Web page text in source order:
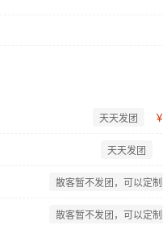
天天发团 ¥
天天发团
散客暂不发团，可以定制
散客暂不发团，可以定制